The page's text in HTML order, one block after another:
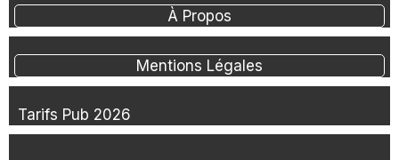
À Propos
Mentions Légales
Tarifs Pub 2026